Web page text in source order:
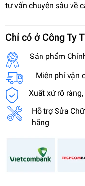
tư vấn chuyên sâu về
Chỉ có ở Công Ty
Sản phẩm
Miễn phí vận
Xuất xứ rõ ràng,
Hỗ trợ Sửa
hãng